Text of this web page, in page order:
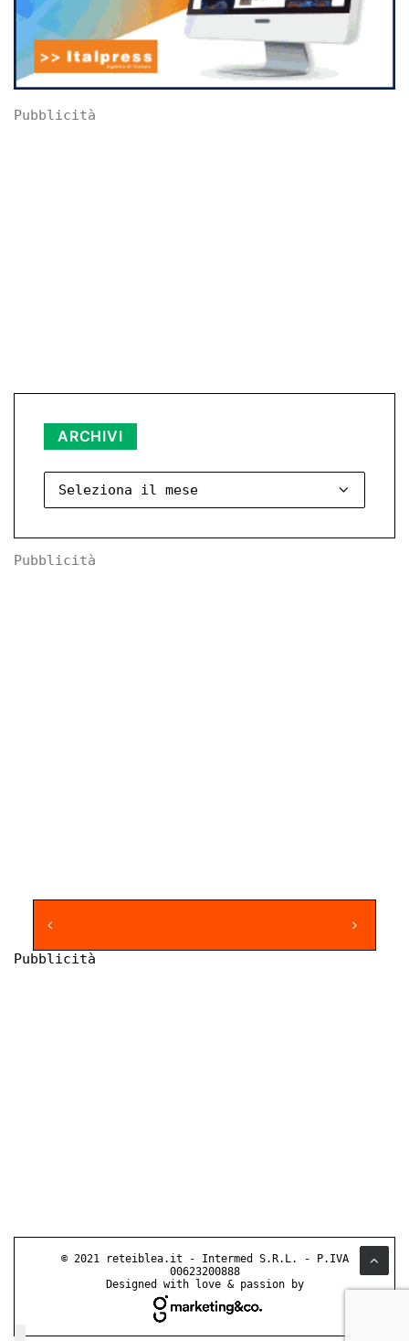
Pubblicità
ARCHIVI
Pubblicità
Pubblicità
© 2021 reteiblea.it - Intermed S.R.L. - P.IVA
00623200888
Designed with love & passion by